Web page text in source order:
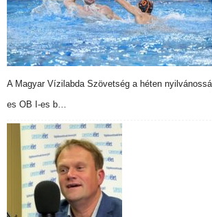
A Magyar Vízilabda Szövetség a héten
es OB I-es b…